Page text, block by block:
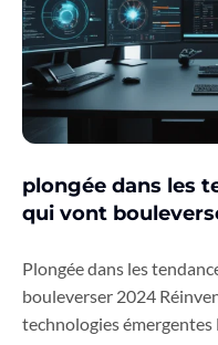
plongée dans les
qui vont
Plongée dans les
bouleverser 2024
technologies émergentes